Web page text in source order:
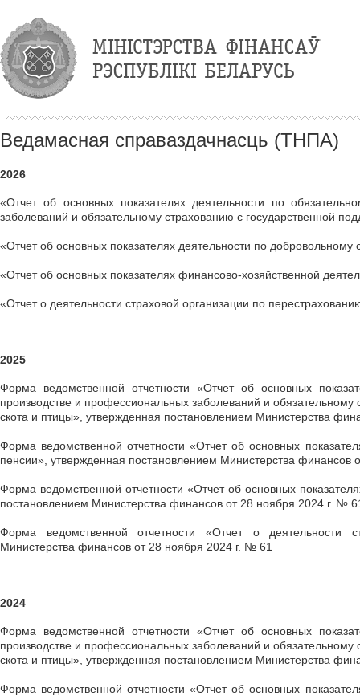
Ведамасная справаздачнасць (ТНПА)
2026
«Отчет об основных показателях деятельности по
заболеваний и обязательному страхованию с государственной
«Отчет об основных показателях деятельности по
«Отчет об основных показателях финансово-хозяйственной
«Отчет о деятельности страховой организации по
2025
Форма ведомственной отчетности «Отчет об основных
производстве и профессиональных заболеваний и обязательному
скота и птицы», утвержденная постановлением Министерства
Форма ведомственной отчетности «Отчет об основных
пенсии», утвержденная постановлением Министерства финансов
Форма ведомственной отчетности «Отчет об основных
постановлением Министерства финансов от 28 ноября 2024 г. №
Форма ведомственной отчетности «Отчет о деятельности
Министерства финансов от 28 ноября 2024 г. № 61
2024
Форма ведомственной отчетности «Отчет об основных
производстве и профессиональных заболеваний и обязательному
скота и птицы», утвержденная постановлением Министерства
Форма ведомственной отчетности «Отчет об основных